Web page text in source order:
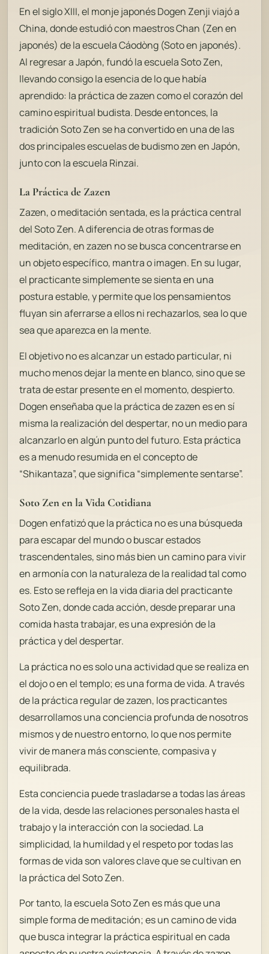
En el siglo XIII, el monje japonés Dogen Zenji viajó a
China, donde estudió con maestros Chan (Zen en
japonés) de la escuelaCáodòng (Soto en japonés).
Al regresar a Japón, fundó la escuela Soto Zen,
llevando consigo la esencia de lo que había
aprendido: la práctica de zazen como el corazón del
camino espiritual budista. Desde entonces, la
tradición Soto Zen se ha convertido en una de las
dos principales escuelas de budismo zen en Japón,
junto con la escuela Rinzai.
La Práctica de Zazen
Zazen, o meditación sentada, es la práctica central
del Soto Zen. A diferencia de otras formas de
meditación, en zazen no se busca concentrarse en
un objeto específico, mantra o imagen. En su lugar,
el practicante simplemente se sienta en una
postura estable, y permite que los pensamientos
fluyan sin aferrarse a ellos ni rechazarlos, sea lo que
sea que aparezca en la mente.
El objetivo no es alcanzar un estado particular, ni
mucho menos dejar la mente en blanco, sino que se
trata de estar presente en el momento, despierto.
Dogen enseñaba que la práctica de zazen es en sí
misma la realización del despertar, no un medio para
alcanzarlo en algún punto del futuro. Esta práctica
es a menudo resumida en el concepto de
“Shikantaza”, que significa “simplemente sentarse”.
Soto Zen en la Vida Cotidiana
Dogen enfatizó que la práctica no es una búsqueda
para escapar del mundo o buscar estados
trascendentales, sino más bien un camino para vivir
en armonía con la naturaleza de la realidad tal como
es. Esto se refleja en la vida diaria del practicante
Soto Zen, donde cada acción, desde preparar una
comida hasta trabajar, es una expresión de la
práctica y del despertar.
La práctica no es solo una actividad que se realiza en
el dojo o en el templo; es una forma de vida. A través
de la práctica regular de zazen, los practicantes
desarrollamos una conciencia profunda de nosotros
mismos y de nuestro entorno, lo que nos permite
vivir de manera más consciente, compasiva y
equilibrada.
Esta conciencia puede trasladarse a todas las áreas
de la vida, desde las relaciones personales hasta el
trabajo y la interacción con la sociedad. La
simplicidad, la humildad y el respeto por todas las
formas de vida son valores clave que se cultivan en
la práctica del Soto Zen.
Por tanto, la escuela Soto Zen es más que una
simple forma de meditación; es un camino de vida
que busca integrar la práctica espiritual en cada